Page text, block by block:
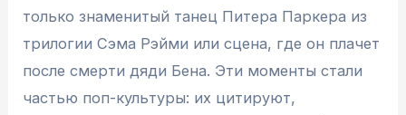
только знаменитый танец Питера Паркера из
трилогии Сэма Рэйми или сцена, где он плачет
после смерти дяди Бена. Эти моменты стали
частью поп-культуры: их цитируют,